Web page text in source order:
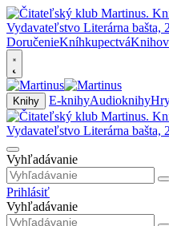
DoručenieKníhkupectvá
Knihy E-knihyAudioknihy
Vyhľadávanie
Prihlásiť
Vyhľadávanie